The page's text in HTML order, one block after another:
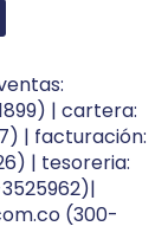
| cartera:
| facturación:
| tesoreria:
(300-